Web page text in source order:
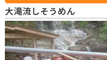
大滝流しそうめん